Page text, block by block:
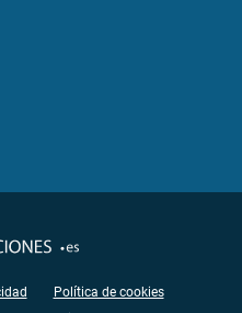
Política de cookies